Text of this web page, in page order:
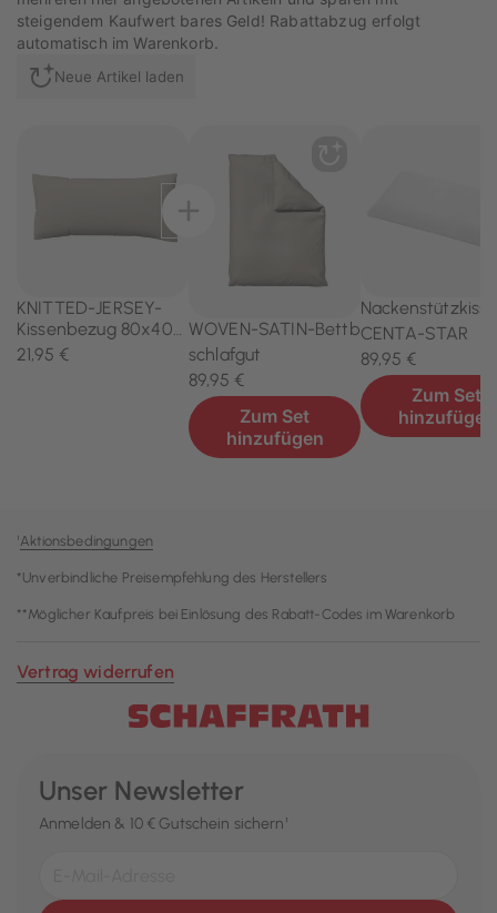
¹Aktionsbedingungen
*Unverbindliche Preisempfehlung des Herstellers
**Möglicher Kaufpreis bei Einlösung des Rabatt-Codes im Warenkorb
Vertrag widerrufen
Unser Newsletter
Anmelden & 10 € Gutschein sichern¹